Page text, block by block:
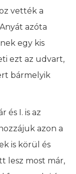
vették a
azóta
egy kis
ezt az udvart,
bármelyik
és I. is az
azon a
is körül és
lesz most már,